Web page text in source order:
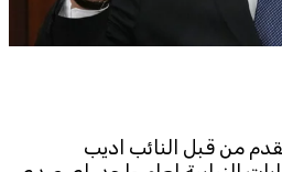
Writers
من قبل النائب اديب